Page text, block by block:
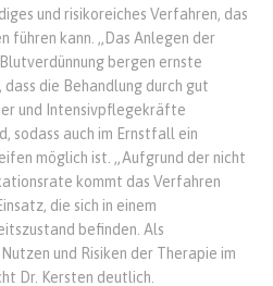
und risikoreiches Verfahren, das
führen kann. „Das Anlegen der
bergen ernste
dass die Behandlung durch gut
und Intensivpflegekräfte
sodass auch im Ernstfall ein
möglich ist. „Aufgrund der nicht
kommt das Verfahren
die sich in einem
befinden. Als
und Risiken der Therapie im
Dr. Kersten deutlich.